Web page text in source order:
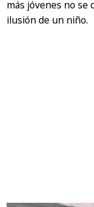
más jóvenes no se
ilusión de un niño.